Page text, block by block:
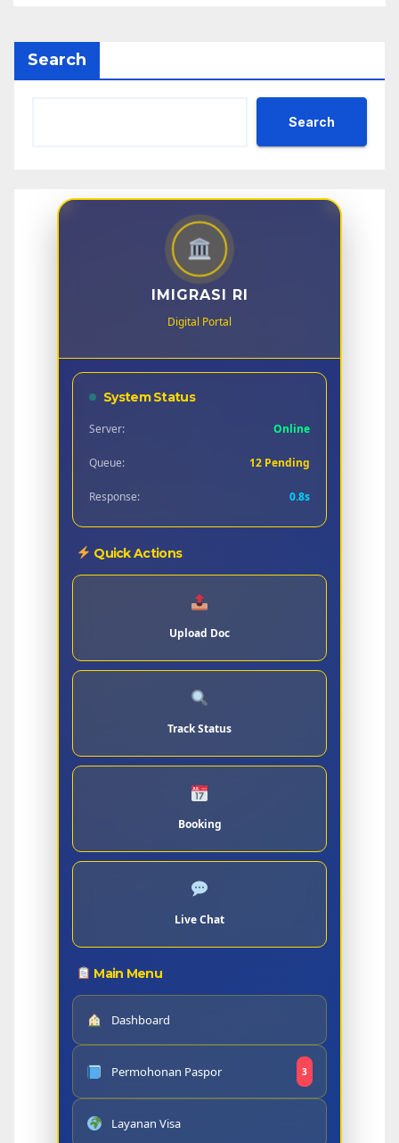
Search
Search
IMIGRASI RI
Digital Portal
System Status
Server: Online
Queue: 12 Pending
Response: 0.8s
Quick Actions
Upload Doc
Track Status
Booking
Live Chat
Main Menu
Dashboard
Permohonan Paspor 3
Layanan Visa